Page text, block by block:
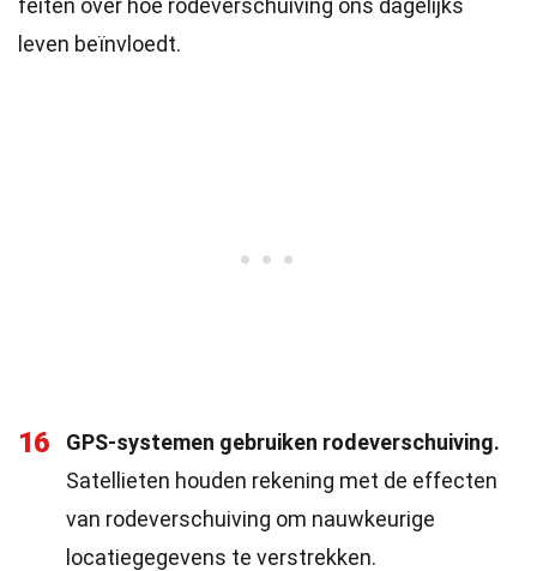
feiten over hoe rodeverschuiving ons dagelijks
leven beïnvloedt.
16
GPS-systemen gebruiken rodeverschuiving.
Satellieten houden rekening met de effecten
van rodeverschuiving om nauwkeurige
locatiegegevens te verstrekken.